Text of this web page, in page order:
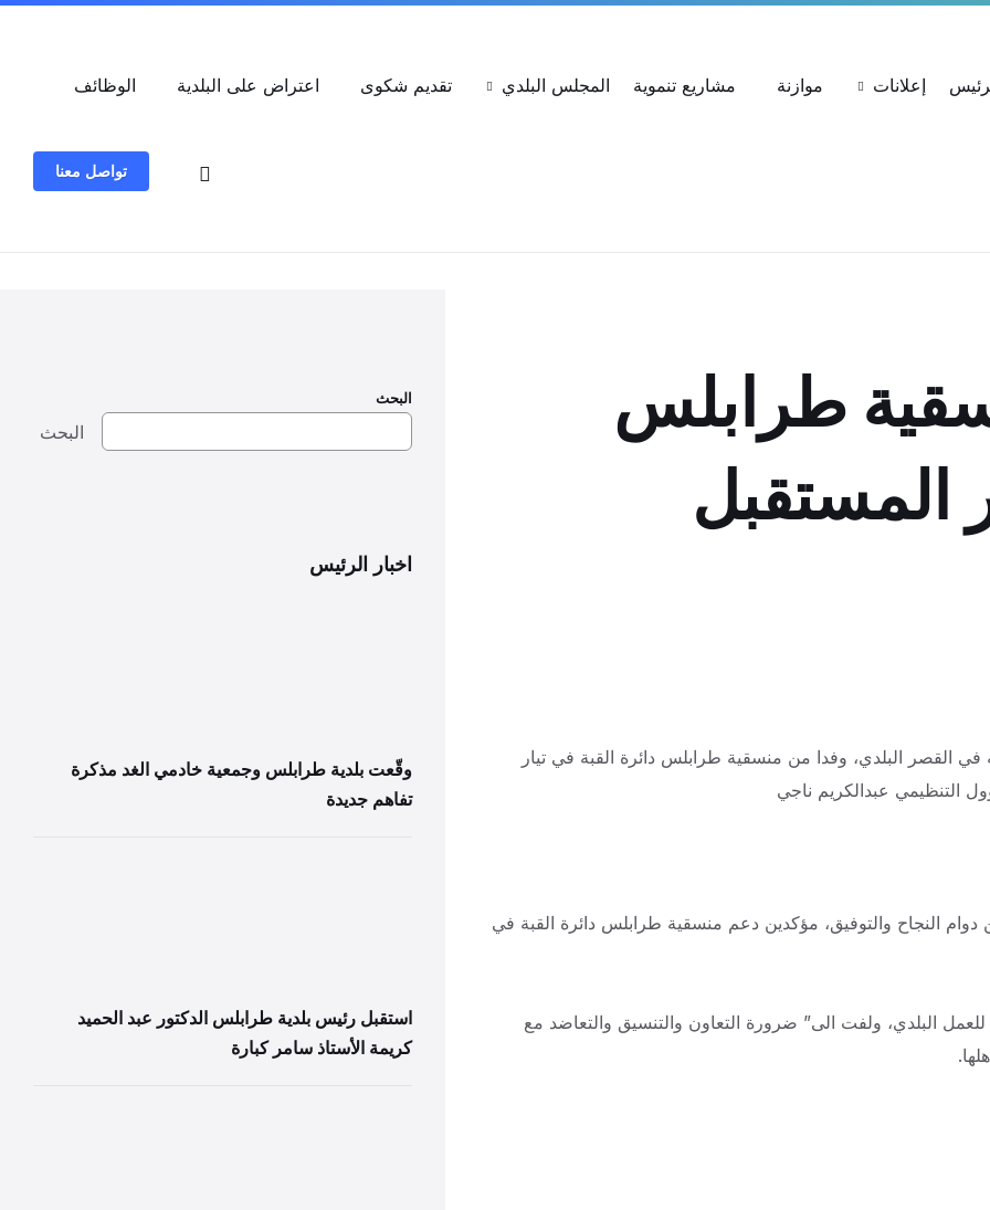
إعلانات موازنة مشاريع تنموية المجلس البلدي تقديم شكوى اعتراض على البلدية
الوظائف
تواصل معنا
طرابلس
المستقبل
القصر البلدي، وفدا من منسقية طرابلس دائرة القبة في تيار
التنظيمي عبدالكريم ناجي
دوام النجاح والتوفيق، مؤكدين دعم منسقية طرابلس دائرة القبة في
البلدي، ولفت الى” ضرورة التعاون والتنسيق والتعاضد مع
البحث
البحث
اخبار الرئيس
وقّعت بلدية طرابلس وجمعية خادمي الغد مذكرة
تفاهم جديدة
استقبل رئيس بلدية طرابلس الدكتور عبد الحميد
كريمة الأستاذ سامر كبارة